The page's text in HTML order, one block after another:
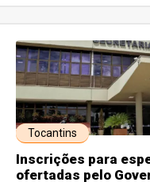
Tocantins
Inscrições para
ofertadas pelo